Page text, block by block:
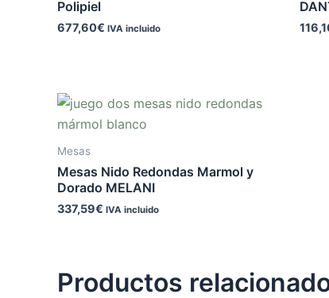
Polipiel
677,60€ IVA incluido
Mesas
Mesas Nido Redondas Marmol y
Dorado MELANI
337,59€ IVA incluido
Productos